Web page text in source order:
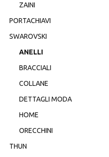
ZAINI
PORTACHIAVI
SWAROVSKI
ANELLI
BRACCIALI
COLLANE
DETTAGLI MODA
HOME
ORECCHINI
THUN